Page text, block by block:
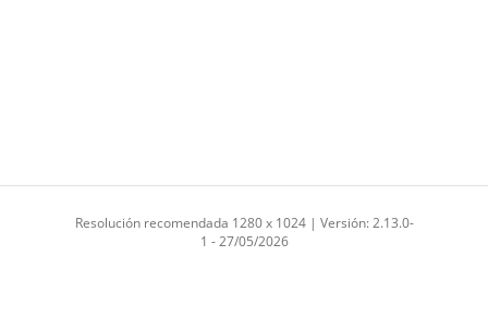
Resolución recomendada 1280 x 1024 | Versión: 2.13.0-
1 - 27/05/2026